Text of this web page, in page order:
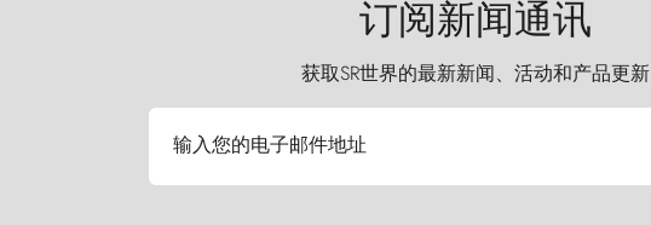
订阅新闻通讯
获取SR世界的最新新闻、活动和产品更新
输入您的电子邮件地址